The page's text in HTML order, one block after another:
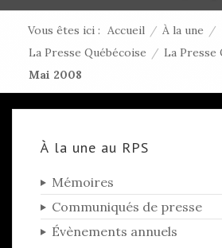
Vous êtes ici : Accueil / À la une /
La Presse Québécoise / La Presse
Mai 2008
À la une au RPS
Mémoires
Communiqués de presse
Évènements annuels